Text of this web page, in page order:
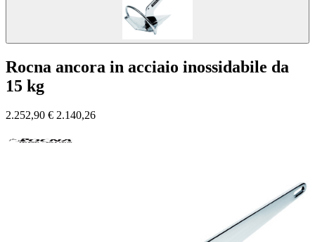
Rocna ancora in acciaio inossidabile da
15 kg
2.252,90 € 2.140,26